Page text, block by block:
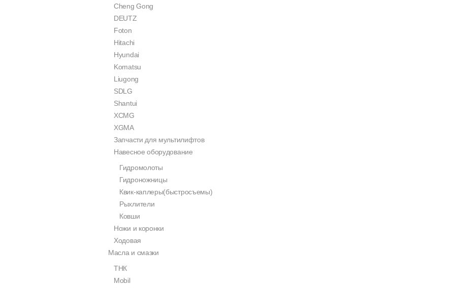
Cheng Gong
DEUTZ
Foton
Hitachi
Hyundai
Komatsu
Liugong
SDLG
Shantui
XCMG
XGMA
Запчасти для мультилифтов
Навесное оборудование
Гидромолоты
Гидроножницы
Квик-каплеры(быстросъемы)
Рыхлители
Ковши
Ножи и коронки
Ходовая
Масла и смазки
ТНК
Mobil